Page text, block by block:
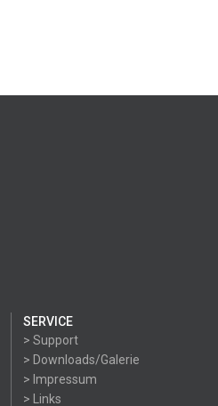
SERVICE
> Support
> Downloads/Galerie
> Impressum
> Links